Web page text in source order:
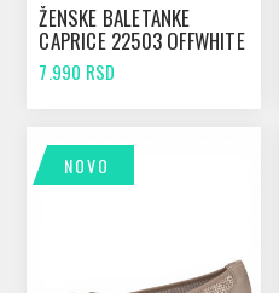
ŽENSKE BALETANKE
CAPRICE 22503 OFFWHITE
COMB
7.990 RSD
NOVO